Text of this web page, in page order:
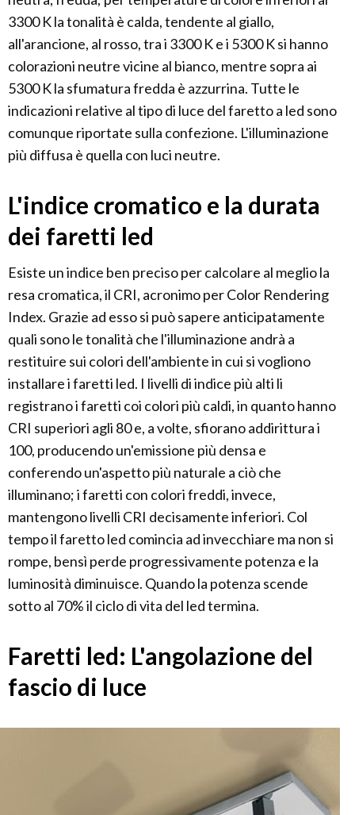
3300 K la tonalità è calda, tendente al giallo,
all'arancione, al rosso, tra i 3300 K e i 5300 K si hanno
colorazioni neutre vicine al bianco, mentre sopra ai
5300 K la sfumatura fredda è azzurrina. Tutte le
indicazioni relative al tipo di luce del faretto a led sono
comunque riportate sulla confezione. L'illuminazione
più diffusa è quella con luci neutre.
L'indice cromatico e la durata
dei faretti led
Esiste un indice ben preciso per calcolare al meglio la
resa cromatica, il CRI, acronimo per Color Rendering
Index. Grazie ad esso si può sapere anticipatamente
quali sono le tonalità che l'illuminazione andrà a
restituire sui colori dell'ambiente in cui si vogliono
installare i faretti led. I livelli di indice più alti li
registrano i faretti coi colori più caldi, in quanto hanno
CRI superiori agli 80 e, a volte, sfiorano addirittura i
100, producendo un'emissione più densa e
conferendo un'aspetto più naturale a ciò che
illuminano; i faretti con colori freddi, invece,
mantengono livelli CRI decisamente inferiori. Col
tempo il faretto led comincia ad invecchiare ma non si
rompe, bensì perde progressivamente potenza e la
luminosità diminuisce. Quando la potenza scende
sotto al 70% il ciclo di vita del led termina.
Faretti led: L'angolazione del
fascio di luce